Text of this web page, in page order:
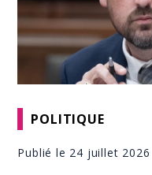
POLITIQUE
Publié le 24 juillet 2026